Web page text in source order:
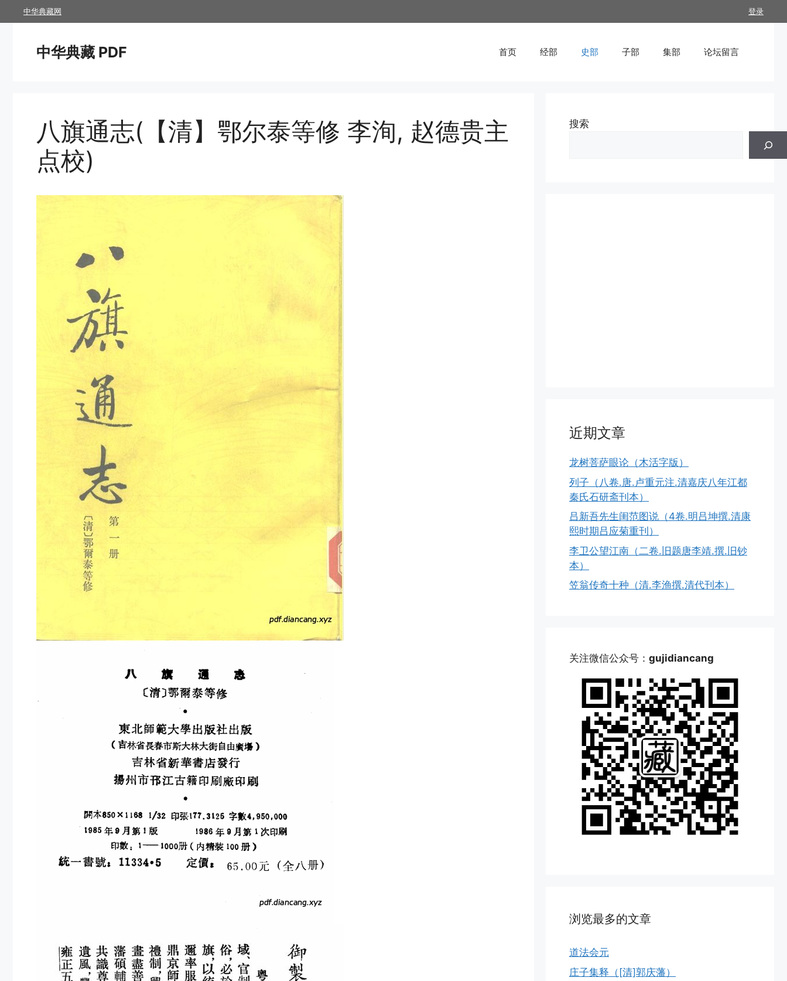
至
登录
中华典藏网
中华典藏 PDF 首页 经部 史部 子部 集部 论坛留言
八旗通志(【清】鄂尔泰等修 李洵, 赵德贵主
点校)
搜索
近期文章
龙树菩萨眼论（木活字版）
列子（八卷.唐.卢重元注.清嘉庆八年江都
秦氏石研斋刊本）
吕新吾先生闺范图说（4卷.明吕坤撰.清康
熙时期吕应菊重刊）
李卫公望江南（二卷.旧题唐李靖.撰.旧钞
本）
笠翁传奇十种（清.李渔撰.清代刊本）
关注微信公众号： gujidiancang
浏览最多的文章
道法会元
庄子集释（[清]郭庆藩）